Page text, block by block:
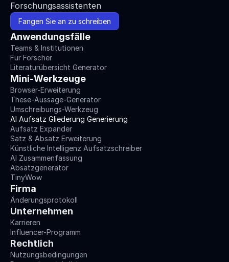
Forschungsassistenten
Fangen Sie an zu schreiben
Anwendungsfälle
Teams & Institutionen
Für Forscher
Literaturübersicht Generator
Mini-Werkzeuge
Browser-Erweiterung
These-Aussage-Generator
Umschreibungs-Werkzeug
AI Aufsatz Gliederung Generierung
Aufsatz Expander
Satz & Absatz Erweiterung
Künstliche Intelligenz Aufsatzschreiber
AI Zusammenfassung
Absatzgenerator
TinyWow
Firma
Änderungsprotokoll
Unternehmen
Karrieren
Influencer-Programm
Rechtlich
Nutzungsbedingungen